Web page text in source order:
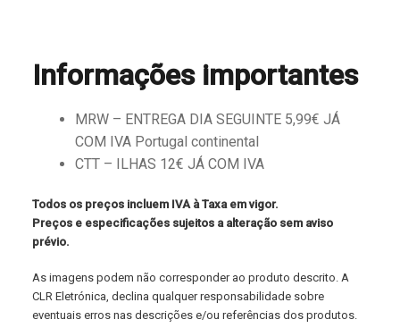
Informações importantes
MRW – ENTREGA DIA SEGUINTE 5,99€ JÁ
COM IVA Portugal continental
CTT – ILHAS 12€ JÁ COM IVA
Todos os preços incluem IVA à Taxa em vigor.
Preços e especificações sujeitos a alteração sem aviso
prévio.
As imagens podem não corresponder ao produto descrito. A
CLR Eletrónica, declina qualquer responsabilidade sobre
eventuais erros nas descrições e/ou referências dos produtos.